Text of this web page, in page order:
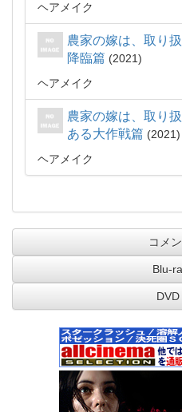
ヘアメイク
農家の嫁は、取り
降臨篇
2021
ヘアメイク
農家の嫁は、取り
ある大作戦篇
2021
ヘアメイク
コメ
Blu-
DVD